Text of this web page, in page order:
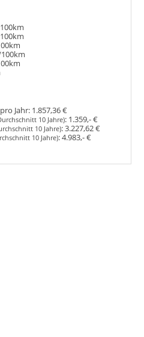
Jahr: 1.857,36 €
10 Jahre): 1.359,- €
10 Jahre):3.227,62 €
10 Jahre):4.983,- €